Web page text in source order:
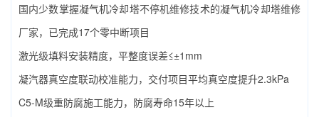
国内少数掌握凝气机冷却塔不停机维修技术的‌凝气机冷却塔维修
厂家‌，已完成17个零中断项目
激光级填料安装精度，平整度误差≤±1mm
凝汽器真空度联动校准能力，交付项目平均真空度提升2.3kPa
C5-M级重防腐施工能力，防腐寿命15年以上